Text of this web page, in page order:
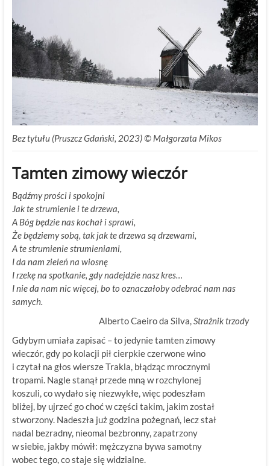
Bez tytułu (Pruszcz Gdański, 2023) © Małgorzata Mikos
Tamten zimowy wieczór
Bądźmy prości i spokojni
Jak te strumienie i te drzewa,
A Bóg będzie nas kochał i sprawi,
Że będziemy sobą, tak jak te drzewa są drzewami,
A te strumienie strumieniami,
I da nam zieleń na wiosnę
I rzekę na spotkanie, gdy nadejdzie nasz kres…
I nie da nam nic więcej, bo to oznaczałoby odebrać nam nas
samych.
Alberto Caeiro da Silva,Strażnik trzody
Gdybym umiała zapisać – to jedynie tamten zimowy
wieczór, gdy po kolacji pił cierpkie czerwone wino
i czytał na głos wiersze Trakla, błądząc mrocznymi
tropami. Nagle stanął przede mną w rozchylonej
koszuli, co wydało się niezwykłe, więc podeszłam
bliżej, by ujrzeć go choć w części takim, jakim został
stworzony. Nadeszła już godzina pożegnań, lecz stał
nadal bezradny, nieomal bezbronny, zapatrzony
w siebie, jakby mówił: mężczyzna bywa samotny
wobec tego, co staje się widzialne.